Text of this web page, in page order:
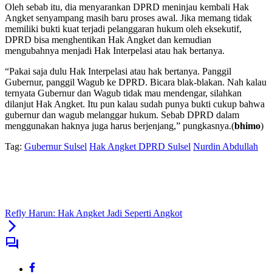
Oleh sebab itu, dia menyarankan DPRD meninjau kembali Hak
Angket senyampang masih baru proses awal. Jika memang tidak
memiliki bukti kuat terjadi pelanggaran hukum oleh eksekutif,
DPRD bisa menghentikan Hak Angket dan kemudian
mengubahnya menjadi Hak Interpelasi atau hak bertanya.
“Pakai saja dulu Hak Interpelasi atau hak bertanya. Panggil
Gubernur, panggil Wagub ke DPRD. Bicara blak-blakan. Nah kalau
ternyata Gubernur dan Wagub tidak mau mendengar, silahkan
dilanjut Hak Angket. Itu pun kalau sudah punya bukti cukup bahwa
gubernur dan wagub melanggar hukum. Sebab DPRD dalam
menggunakan haknya juga harus berjenjang,” pungkasnya.(bhimo)
Tag: Gubernur Sulsel Hak Angket DPRD Sulsel Nurdin Abdullah
Refly Harun: Hak Angket Jadi Seperti Angkot